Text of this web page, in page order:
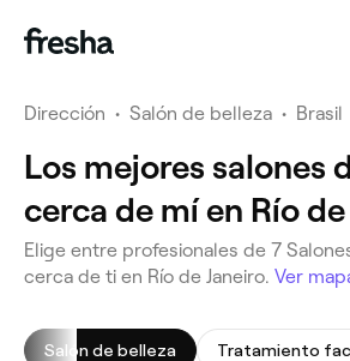
Dirección • Salón de belleza • Brasil
Los mejores salones
cerca de mí en Río
Elige entre profesionales de 7
cerca de ti en Río de Janeiro. Ver
Salón de belleza Tratamiento